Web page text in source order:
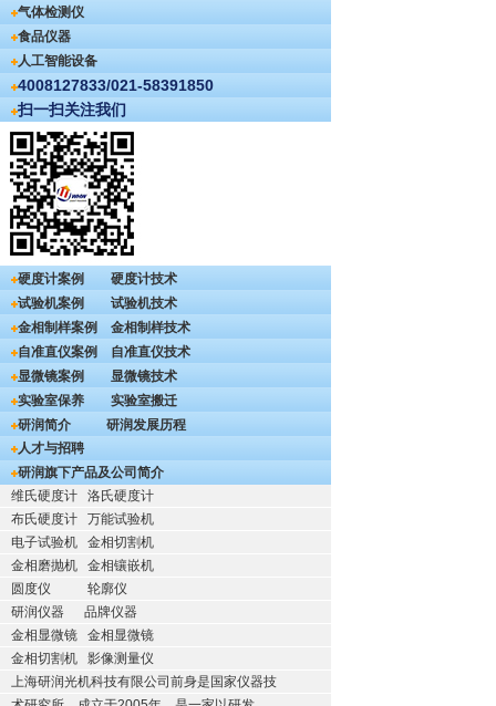
气体检测仪
食品仪器
人工智能设备
4008127833/021-58391850
扫一扫关注我们
硬度计案例
硬度计技术
试验机案例
试验机技术
金相制样案例
金相制样技术
自准直仪案例
自准直仪技术
显微镜案例
显微镜技术
实验室保养
实验室搬迁
研润简介
研润发展历程
人才与招聘
研润旗下产品及公司简介
维氏硬度计
洛氏硬度计
布氏硬度计
万能试验机
电子试验机
金相切割机
金相磨抛机
金相镶嵌机
圆度仪
轮廓仪
研润仪器
品牌仪器
金相显微镜
金相显微镜
金相切割机
影像测量仪
上海研润光机科技有限公司前身是国家仪器技